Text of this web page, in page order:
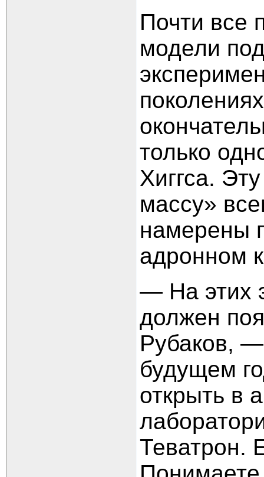
Почти все
модели
только
Хиггса.
массу»
намерены
адронном
— На этих
должен
Рубаков, —
будущем
открыть в
Теватрон.